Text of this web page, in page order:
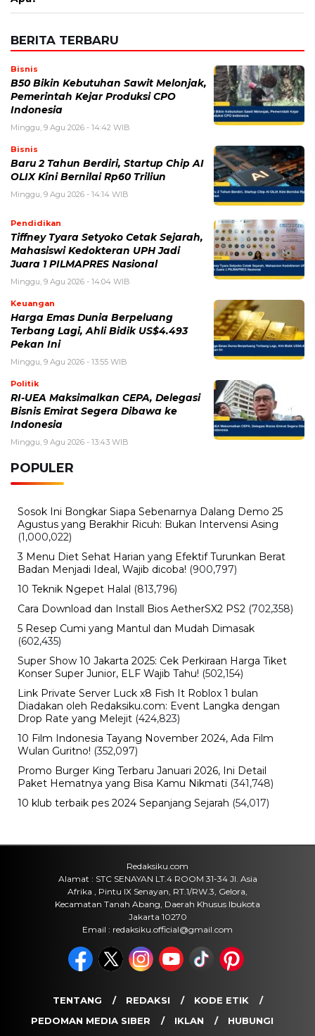
Simpan nama, email, dan situs web saya pada peramban ini
untuk komentar saya berikutnya.
BERITA TERKAIT
Sabtu, 8 Agustus 2026 - 22:27 WIB
Terekam CCTV, 4 Pencuri Kabel Penangkal Petir TVRI
Diringkus, Kerugian Rp80 Juta
Sabtu, 8 Agustus 2026 - 16:49 WIB
Babah Alun Borong 61 Land Cruiser FJ Sekaligus,
Ternyata Bukan untuk Koleksi
Sabtu, 8 Agustus 2026 - 14:50 WIB
Diskon Spesial 8.8 di HokBen hingga Burger King ‎
Jumat, 7 Agustus 2026 - 15:27 WIB
BPK Ungkap Cerita di Balik Tagihan Listrik Rumah
Dinas Parepare
Jumat, 7 Agustus 2026 - 15:20 WIB
BERITA TERBARU
Bisnis
B50 Bikin Kebutuhan Sawit Melonjak,
Indonesia
Minggu, 9 Agu 2026 - 14:42 WIB
Baru 2 Tahun Berdiri, Startup Chip AI
OLIX Kini Bernilai Rp60 Triliun
Minggu, 9 Agu 2026 - 14:14 WIB
Pendidikan
Tiffney Tyara Setyoko Cetak Sejarah,
Mahasiswi Kedokteran UPH Jadi
Juara 1 PILMAPRES Nasional
Minggu, 9 Agu 2026 - 14:04 WIB
Keuangan
Pekan Ini
RI-UEA Maksimalkan CEPA, Delegasi
Bisnis Emirat Segera Dibawa ke
Minggu, 9 Agu 2026 - 13:43 WIB
POPULER
Sosok Ini Bongkar Siapa Sebenarnya Dalang Demo 25
Agustus yang Berakhir Ricuh: Bukan Intervensi Asing